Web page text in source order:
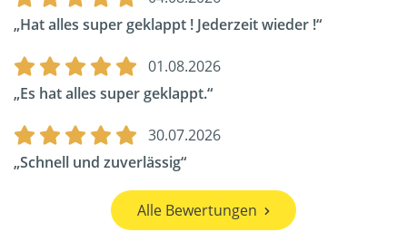
Hat alles super geklappt ! Jederzeit wieder !
01.08.2026
Es hat alles super geklappt.
30.07.2026
Schnell und zuverlässig
Alle Bewertungen